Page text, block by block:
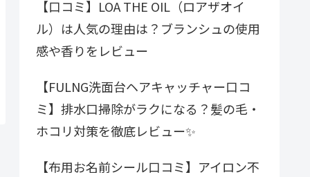
【口コミ】LOA THE OIL（ロアザオイ
ル）は人気の理由は？ブランシュの使用
感や香りをレビュー
【FULNG洗面台ヘアキャッチャー口コ
ミ】排水口掃除がラクになる？髪の毛・
ホコリ対策を徹底レビュー✨
【布用お名前シール口コミ】アイロン不